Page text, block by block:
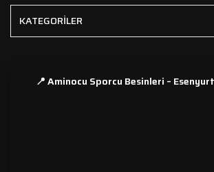
KATEGORİLER
📍 Aminocu Sporcu Besinleri –